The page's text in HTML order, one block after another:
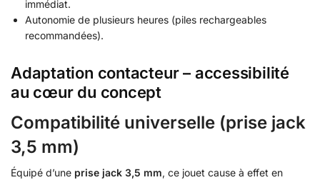
immédiat.
Autonomie de plusieurs heures (piles rechargeables
recommandées).
Adaptation contacteur – accessibilité
au cœur du concept
Compatibilité universelle (prise jack
3,5 mm)
Équipé d’une prise jack 3,5 mm, ce jouet cause à effet en